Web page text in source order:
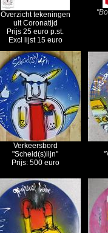
Overzicht tekeningen
uit Coronatijd
Prijs 25 euro p.st.
Excl lijst 15 euro
Verkeersbord
"Scheid(s)lijn"
Prijs: 500 euro